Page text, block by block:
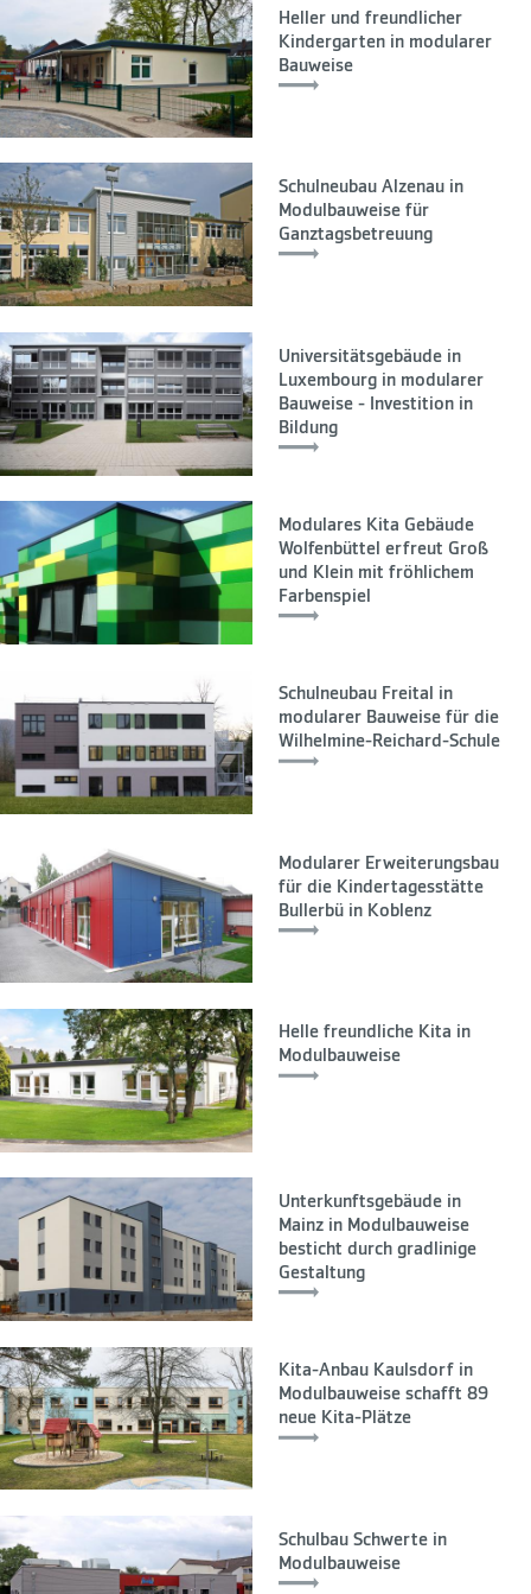
Heller und freundlicher
Kindergarten in modularer
Bauweise
Schulneubau Alzenau in
Modulbauweise für
Ganztagsbetreuung
Universitätsgebäude in
Luxembourg in modularer
Bauweise - Investition in
Bildung
Modulares Kita Gebäude
Wolfenbüttel erfreut Groß
und Klein mit fröhlichem
Farbenspiel
Schulneubau Freital in
modularer Bauweise für die
Wilhelmine-Reichard-Schule
Modularer Erweiterungsbau
für die Kindertagesstätte
Bullerbü in Koblenz
Helle freundliche Kita in
Modulbauweise
Unterkunftsgebäude in
Mainz in Modulbauweise
besticht durch gradlinige
Gestaltung
Kita-Anbau Kaulsdorf in
Modulbauweise schafft 89
neue Kita-Plätze
Schulbau Schwerte in
Modulbauweise